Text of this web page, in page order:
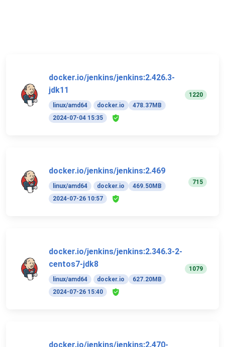
docker.io/jenkins/jenkins:2.426.3-
jdk11
linux/amd64 docker.io
478.37MB
2024-07-04 15:35
1220
docker.io/jenkins/jenkins:2.469
linux/amd64 docker.io
469.50MB
2024-07-26 10:57
715
docker.io/jenkins/jenkins:2.346.3-2-
centos7-jdk8
linux/amd64 docker.io
627.20MB
2024-07-26 15:40
1079
docker.io/jenkins/jenkins:2.470-